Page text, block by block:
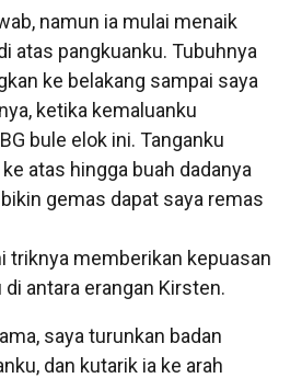
namun ia mulai menaik
atas pangkuanku. Tubuhnya
ke belakang sampai saya
ketika kemaluanku
bule elok ini. Tanganku
atas hingga buah dadanya
gemas dapat saya remas
triknya memberikan kepuasan
antara erangan Kirsten.
saya turunkan badan
dan kutarik ia ke arah